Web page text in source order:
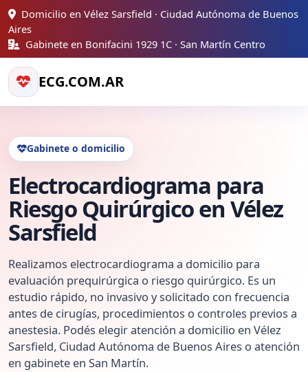
Domicilio en Vélez Sarsfield · Ciudad Autónoma de Buenos
Aires
Gabinete en Bonifacini 1929 1C · San Martín Centro
ECG.COM.AR
Gabinete o domicilio
Electrocardiograma para
Riesgo Quirúrgico en Vélez
Sarsfield
Realizamos electrocardiograma a domicilio para
evaluación prequirúrgica o riesgo quirúrgico. Es un
estudio rápido, no invasivo y solicitado con frecuencia
antes de cirugías, procedimientos o controles previos a
anestesia. Podés elegir atención a domicilio en Vélez
Sarsfield, Ciudad Autónoma de Buenos Aires o atención
en gabinete en San Martín.